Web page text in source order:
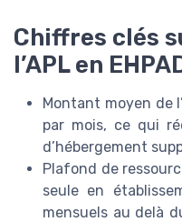
Chiffres clés
l’APL en
Montant moyen de
par mois, ce qui
d’hébergement
Plafond de
seule en
mensuels au delà